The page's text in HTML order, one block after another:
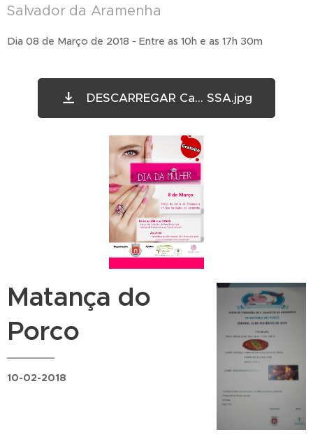
Salvador da Aramenha
Dia 08 de Março de 2018 - Entre as 10h e as 17h 30m
DESCARREGAR Ca... SSA.jpg
Matança do
Porco
10-02-2018